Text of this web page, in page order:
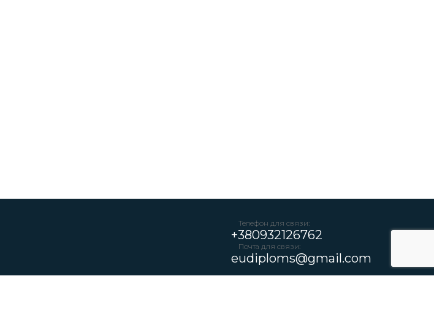
Телефон для связи:
+380932126762
Почта для связи:
eudiploms@gmail.com